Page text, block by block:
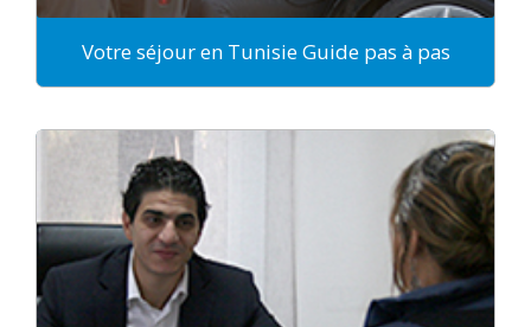
Votre séjour en Tunisie Guide pas à pas